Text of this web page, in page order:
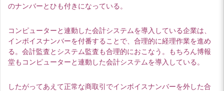
のナンバーとひも付きになっている。
コンピューターと連動した会計システムを導入している企業は、
インボイスナンバーを付番することで、合理的に経理作業を進め
る。会計監査とシステム監査も合理的におこなう。もちろん博報
堂もコンピューターと連動した会計システムを導入している。
したがってあえて正常な商取引でインボイスナンバーを外した合